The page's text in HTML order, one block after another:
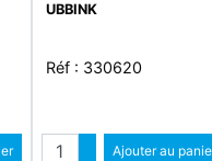
UBBINK
Réf : 330620
QuantitéAugmenter
Ajouter au